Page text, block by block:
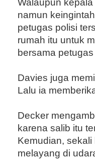
Walaupun
namun
petugas polisi
rumah itu untuk
bersama
Davies juga
Lalu ia
Decker
karena salib itu
Kemudian,
melayang di